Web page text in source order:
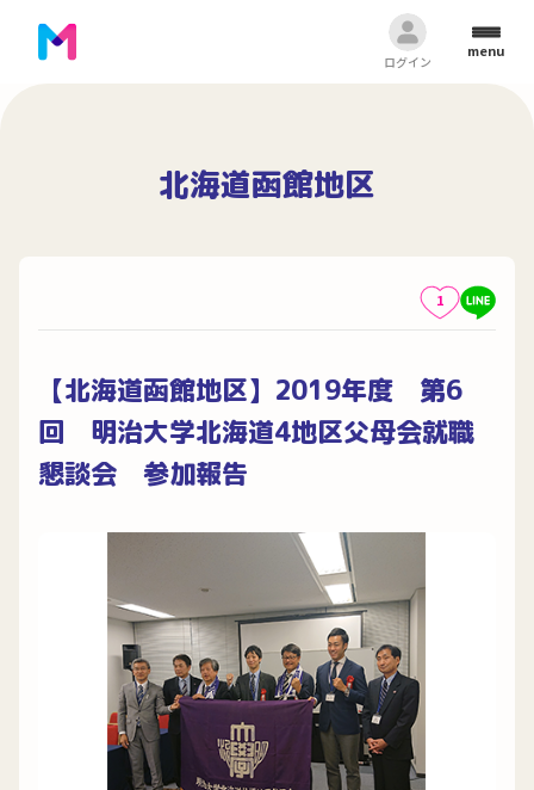
ログイン
menu
北海道函館地区
1
【北海道函館地区】2019年度 第6
回 明治大学北海道4地区父母会就職
懇談会 参加報告